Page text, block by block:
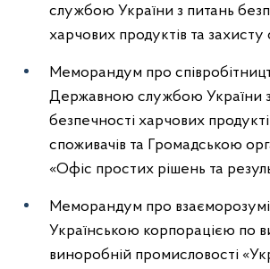
службою України з питань
харчових продуктів та захисту
Меморандум про
Державною службою України
безпечності харчових
споживачів та Громадською
«Офіс простих рішень та
Меморандум про
Українською корпорацією по
виноробній промисловості